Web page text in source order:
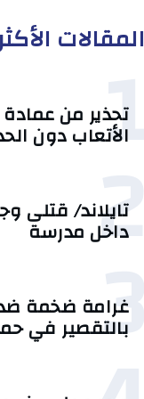
المقالات
1
تحذير من
الأتعاب دون
2
تايلاند/ قتلى
داخل مدرسة
3
غرامة ضخمة ضد
بالتقصير في